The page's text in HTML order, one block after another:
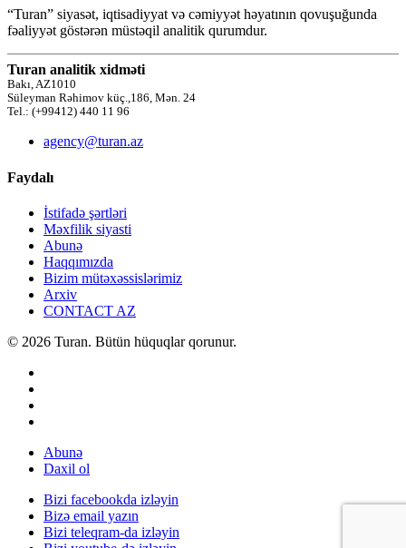
“Turan” siyasət, iqtisadiyyat və cəmiyyət həyatının qovuşuğunda
fəaliyyət göstərən müstəqil analitik qurumdur.
Turan analitik xidməti
Bakı, AZ1010
Süleyman Rəhimov küç.,186, Mən. 24
Tel.: (+99412) 440 11 96
agency@turan.az
Faydalı
İstifadə şərtləri
Məxfilik siyasti
Abunə
Haqqımızda
Bizim mütəxəssislərimiz
Arxiv
CONTACT AZ
© 2026 Turan. Bütün hüquqlar qorunur.
Abunə
Daxil ol
Bizi facebookda izləyin
Bizə email yazın
Bizi teleqram-da izləyin